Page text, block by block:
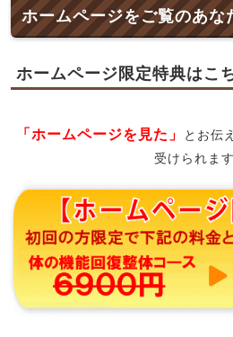
ホームページをご覧のあな
ホームページ限定特典はこ
「ホームページを見た」
とお伝
受けられます